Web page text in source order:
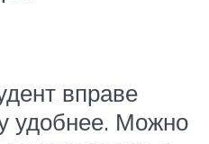
вправе
удобнее. Можно